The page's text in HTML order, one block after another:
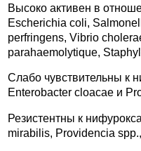
Высоко активен в
Escherichia coli,
perfringens, Vibrio
parahaemolytique,
Слабо чувствительны к
Enterobacter cloacae и
Резистентны к
mirabilis, Providencia